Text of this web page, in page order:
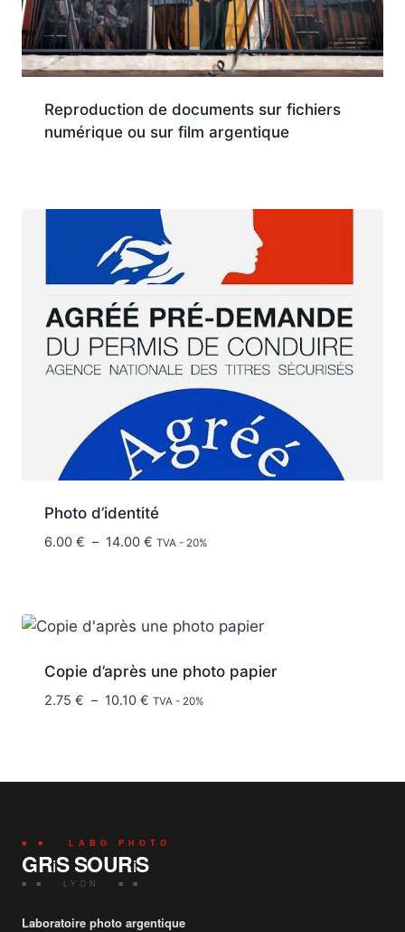
Reproduction de documents sur fichiers
numérique ou sur film argentique
Photo d’identité
6.00 € – 14.00 €Plage
à
TVA - 20%
Copie d’après une photo papier
2.75 € – 10.10 €Plage
à
TVA - 20%
■ ■ LABO PHOTO
GRiS SOURiS
■ ■ LYON ■ ■
Laboratoire photo argentique